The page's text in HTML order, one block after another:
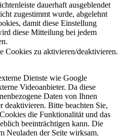
dauerhaft ausgeblendet
zugestimmt wurde, abgelehnt
damit diese Einstellung
diese Mitteilung bei jedem
Cookies zu aktivieren/deaktivieren.
Dienste wie Google
Videoanbieter. Da diese
Daten von Ihnen
deaktivieren. Bitte beachten Sie,
die Funktionalität und das
beeinträchtigen kann. Die
Neuladen der Seite wirksam.